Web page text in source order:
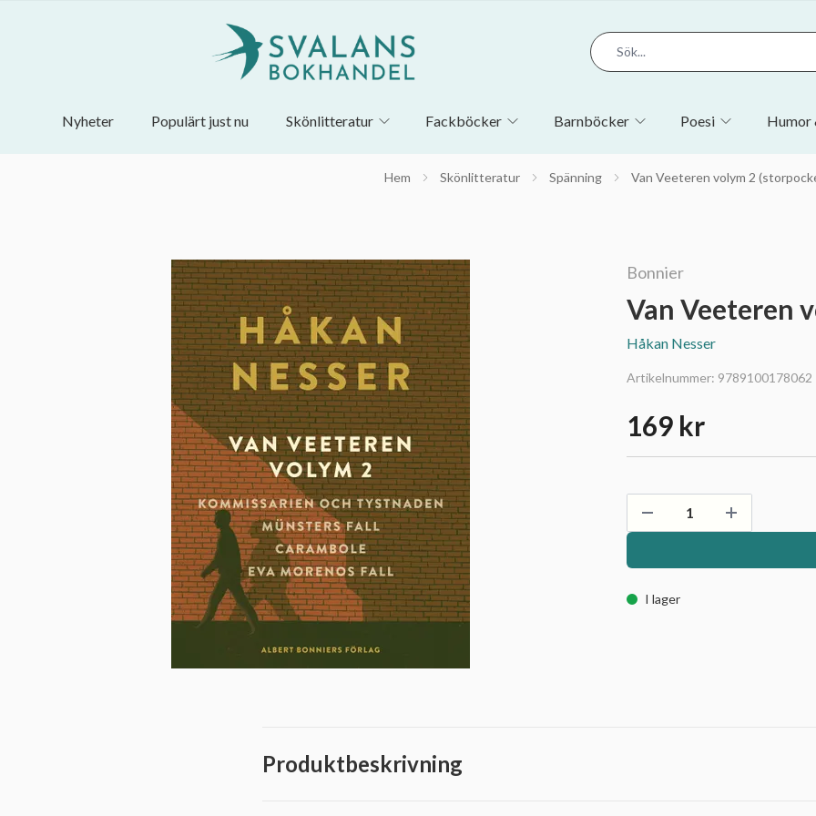
Nyheter Populärt just nu Skönlitteratur Fackböcker Barnböcker Poesi Humor
Hem Skönlitteratur Spänning Van Veeteren volym 2
Bonnier
Van Veeteren
Håkan Nesser
Artikelnummer: 9789100178062
169 kr
I lager
Produktbeskrivning